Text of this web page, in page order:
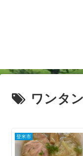
ワンタン
登米市